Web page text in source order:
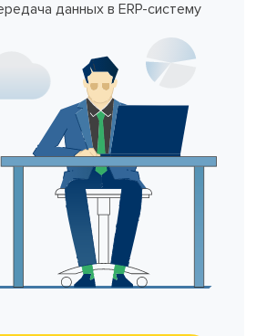
данных в ERP-систему